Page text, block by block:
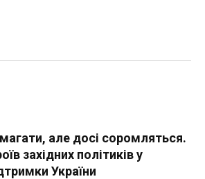
але досі соромляться.
західних політиків у
України